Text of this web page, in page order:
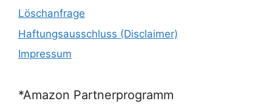
Löschanfrage
Haftungsausschluss (Disclaimer)
Impressum
*Amazon Partnerprogramm